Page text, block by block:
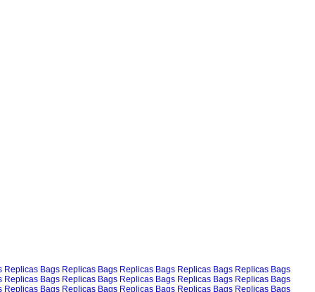
Replicas Bags Replicas Bags Replicas Bags Replicas Bags Replicas Bags
Replicas Bags Replicas Bags Replicas Bags Replicas Bags Replicas Bags
Replicas Bags Replicas Bags Replicas Bags Replicas Bags Replicas Bags